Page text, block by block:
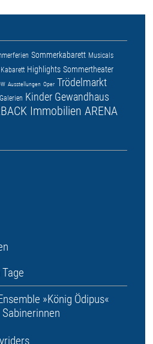
Sommerkabarett Musicals
Kabarett Highlights Sommertheater
Ausstellungen Oper Trödelmarkt
Galerien Kinder Gewandhaus
Immobilien ARENA
»König Ödipus«